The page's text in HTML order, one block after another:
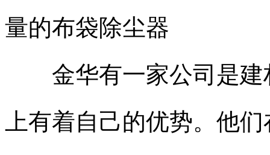
量的布袋除尘器
金华有一家公司是建
上有着自己的优势。他